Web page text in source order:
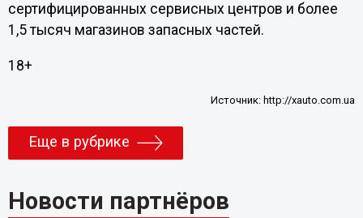
сертифицированных сервисных центров и более
1,5 тысяч магазинов запасных частей.
18+
Источник: http://xauto.com.ua
Еще в рубрике
Новости партнёров